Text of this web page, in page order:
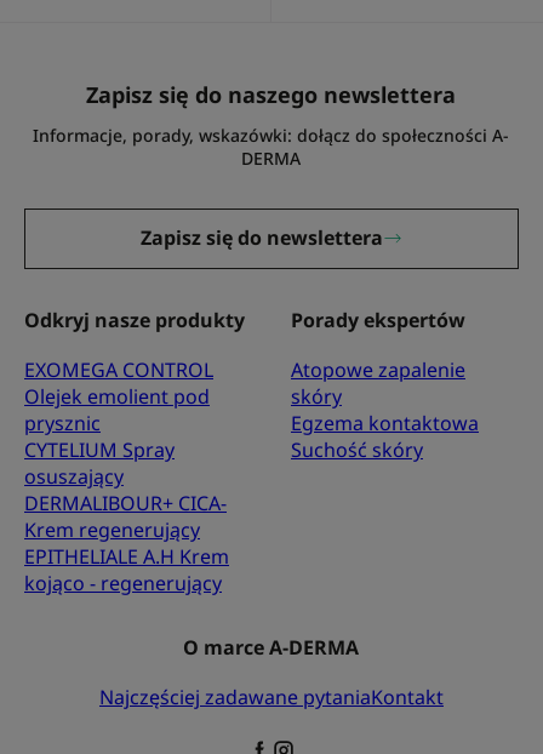
Zapisz się do naszego newslettera
Informacje, porady, wskazówki: dołącz do społeczności A-
DERMA
Zapisz się do newslettera
Odkryj nasze produkty
EXOMEGA CONTROL
Olejek emolient pod
prysznic
CYTELIUM Spray
osuszający
DERMALIBOUR+ CICA-
Krem regenerujący
EPITHELIALE A.H Krem
kojąco - regenerujący
Porady ekspertów
Atopowe zapalenie
skóry
Egzema kontaktowa
Suchość skóry
O marce A-DERMA
Najczęściej zadawane pytaniaKontakt